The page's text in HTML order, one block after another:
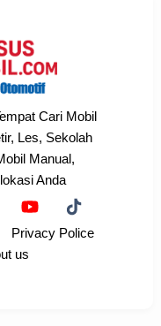
Cari Mobil
Les, Sekolah
Manual,
Anda
Privacy Police
us